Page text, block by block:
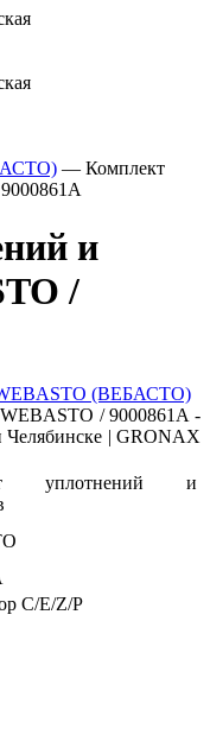
— Комплект
и
/
уплотнений и
C/E/Z/P